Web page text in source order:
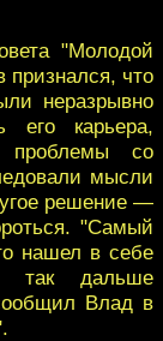
"Молодой
признался, что
неразрывно
его карьера,
со
мысли
решение —
"Самый
нашел в себе
так дальше
Влад в